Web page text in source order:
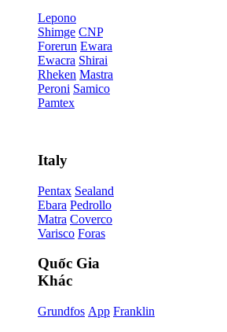
Lepono
Shimge CNP
Forerun Ewara
Ewacra Shirai
Rheken Mastra
Peroni Samico
Pamtex
Italy
Pentax Sealand
Ebara Pedrollo
Matra Coverco
Varisco Foras
Quốc Gia
Khác
Grundfos App Franklin